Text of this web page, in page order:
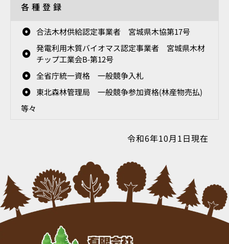
各種登録
合法木材供給認定事業者 宮城県木協第17号
発電利用木質バイオマス認定事業者 宮城県木材
チップ工業会B-第12号
全省庁統一資格 一般競争入札
東北森林管理局 一般競争参加資格(林産物売払)
等々
令和6年10月1日現在